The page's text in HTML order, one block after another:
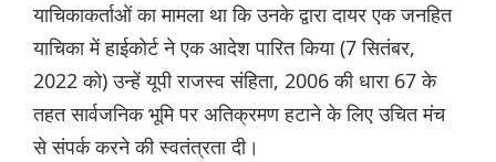
याचिकाकर्ताओं का मामला था कि उनके द्वारा दायर एक जनहित
याचिका में हाईकोर्ट ने एक आदेश पारित किया (7 सितंबर,
2022 को) उन्हें यूपी राजस्व संहिता, 2006 की धारा 67 के
तहत सार्वजनिक भूमि पर अतिक्रमण हटाने के लिए उचित मंच
से संपर्क करने की स्वतंत्रता दी।